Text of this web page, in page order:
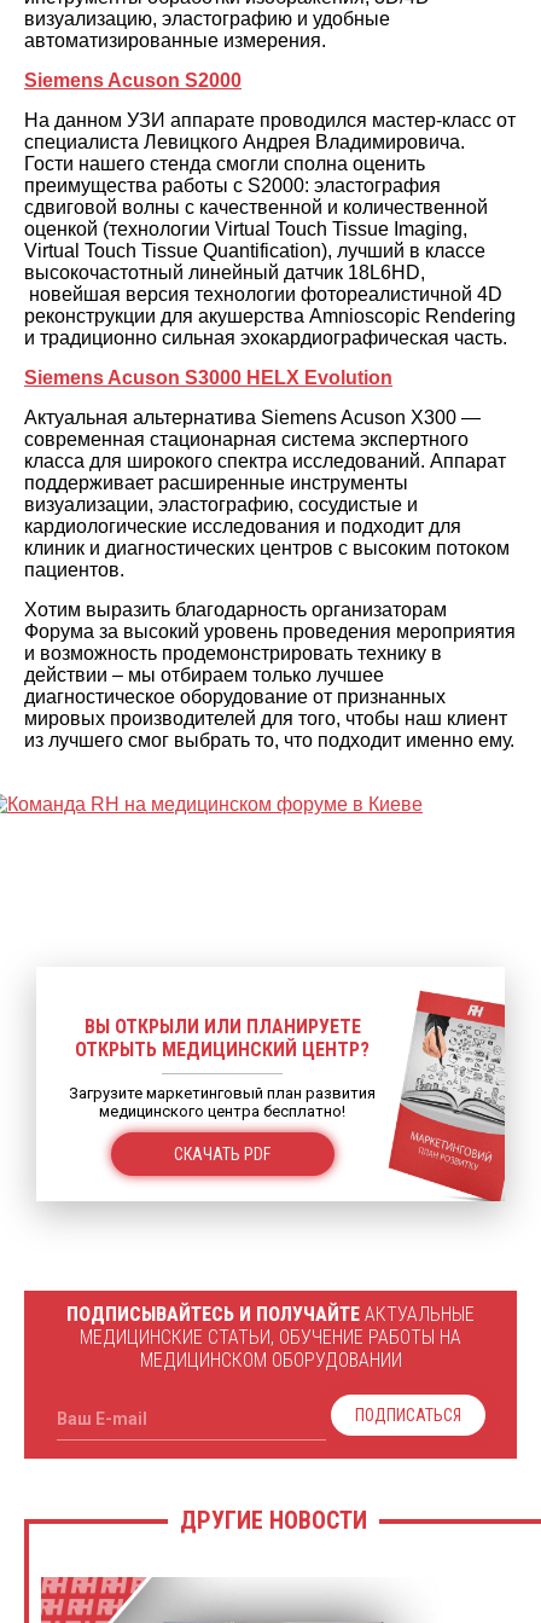
визуализацию, эластографию и удобные
автоматизированные измерения.
Siemens Acuson S2000
На данном УЗИ аппарате проводился мастер-класс от
специалиста Левицкого Андрея Владимировича.
Гости нашего стенда смогли сполна оценить
преимущества работы с S2000: эластография
сдвиговой волны с качественной и количественной
оценкой (технологии Virtual Touch Tissue Imaging,
Virtual Touch Tissue Quantification), лучший в классе
высокочастотный линейный датчик 18L6HD,
новейшая версия технологии фотореалистичной 4D
реконструкции для акушерства Amnioscopic Rendering
и традиционно сильная эхокардиографическая часть.
Siemens Acuson S3000 HELX Evolution
Актуальная альтернатива Siemens Acuson X300 —
современная стационарная система экспертного
класса для широкого спектра исследований. Аппарат
поддерживает расширенные инструменты
визуализации, эластографию, сосудистые и
кардиологические исследования и подходит для
клиник и диагностических центров с высоким потоком
пациентов.
Хотим выразить благодарность организаторам
Форума за высокий уровень проведения мероприятия
и возможность продемонстрировать технику в
действии – мы отбираем только лучшее
диагностическое оборудование от признанных
мировых производителей для того, чтобы наш клиент
из лучшего смог выбрать то, что подходит именно ему.
ВЫ ОТКРЫЛИ ИЛИ ПЛАНИРУЕТЕ
ОТКРЫТЬ МЕДИЦИНСКИЙ ЦЕНТР?
Загрузите маркетинговый план развития
медицинского центра бесплатно!
СКАЧАТЬ PDF
ПОДПИСЫВАЙТЕСЬ И ПОЛУЧАЙТЕ АКТУАЛЬНЫЕ
МЕДИЦИНСКИЕ СТАТЬИ, ОБУЧЕНИЕ РАБОТЫ НА
МЕДИЦИНСКОМ ОБОРУДОВАНИИ
Ваш E-mail ПОДПИСАТЬСЯ
ДРУГИЕ НОВОСТИ